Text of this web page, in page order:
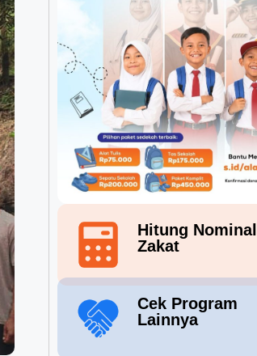
Hitung Nominal
Zakat
Cek Program
Lainnya